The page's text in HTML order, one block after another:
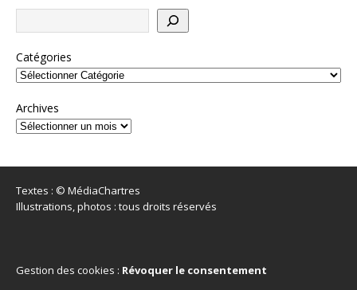
Catégories
Archives
Textes : © MédiaChartres
Illustrations, photos : tous droits réservés
Gestion des cookies : Révoquer le consentement